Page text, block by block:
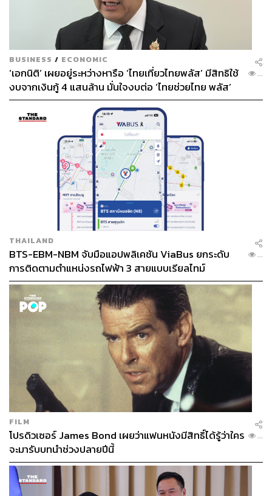
BUSINESS / ECONOMIC
‘เอกนิติ’ เผยอยู่ระหว่างหารือ ‘ไทยเที่ยวไทยพลัส’ มีสิทธิใช้
งบจากเงินกู้ 4 แสนล้าน มั่นใจงบต่อ ‘ไทยช่วยไทย พลัส’
เฟส 2 มีเพียงพอ
...
THAILAND
BTS-EBM-NBM จับมือแอปพลิเคชัน ViaBus ยกระดับ
การติดตามตำแหน่งรถไฟฟ้า 3 สายแบบเรียลไทม์
...
FILM
โปรดิวเซอร์ James Bond เผยว่าแฟนหนังมีสิทธิ์ได้รู้ว่าใคร
จะมารับบทนำช่วงปลายปีนี้
...